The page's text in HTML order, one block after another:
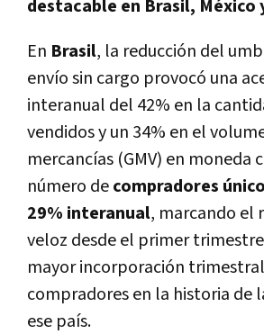
destacable en Brasil, México
En Brasil, la reducción del
envío sin cargo provocó una
interanual del 42% en la
vendidos y un 34% en el
mercancías (GMV) en moneda
número decompradores
29% interanual, marcando el
veloz desde el primer
mayor incorporación
compradores en la historia de
ese país.